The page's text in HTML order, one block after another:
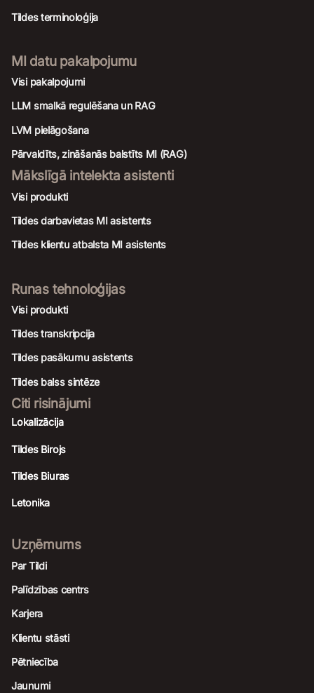
Tildes terminoloģija
MI datu pakalpojumu
Visi pakalpojumi
LLM smalkā regulēšana un RAG
LVM pielāgošana
Pārvaldīts, zināšanās balstīts MI (RAG)
Mākslīgā intelekta asistenti
Visi produkti
Tildes darbavietas MI asistents
Tildes klientu atbalsta MI asistents
Runas tehnoloģijas
Visi produkti
Tildes transkripcija
Tildes pasākumu asistents
Tildes balss sintēze
Citi risinājumi
Lokalizācija
Tildes Birojs
Tildes Biuras
Letonika
Uzņēmums
Par Tildi
Palīdzības centrs
Karjera
Klientu stāsti
Pētniecība
Jaunumi